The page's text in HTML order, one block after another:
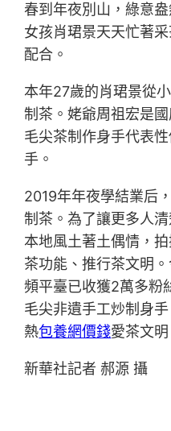
春到年夜別山，綠意
女孩肖珺景天天忙著
配合。
本年27歲的肖珺景從
制茶。姥爺周祖宏是
毛尖茶制作身手代表
手。
2019年年夜學結業后
制茶。為了讓更多人
本地風土著土偶情，
茶功能、推行茶文明
頻平臺已收獲2萬多粉
毛尖非遺手工炒制身
熱包養網價錢愛茶文明
新華社記者 郝源 攝